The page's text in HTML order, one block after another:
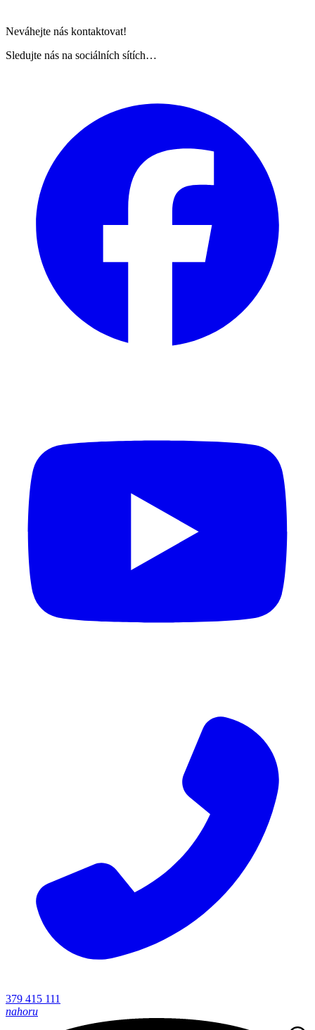
Neváhejte nás kontaktovat!
Sledujte nás na sociálních sítích…
379 415 111
nahoru